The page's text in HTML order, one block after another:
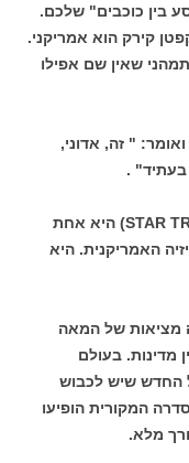
בין כוכבים" שלכם.
קירק הוא אמריקני.
שאין שם אפילו
" זה, אדוני,
.
סידרת הטלוויזיה " מסע בין כוכבים" ( STAR TREk) היא אחת
האמריקנית. היא
מציאות של המאה
מדינות. בעולם
החדש שיש לכבוש
המקורית הופיעו